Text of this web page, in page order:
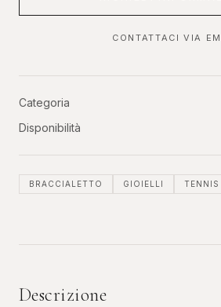
CONTATTACI VIA
Categoria
Disponibilità
BRACCIALETTO GIOIELLI TENNIS
Descrizione